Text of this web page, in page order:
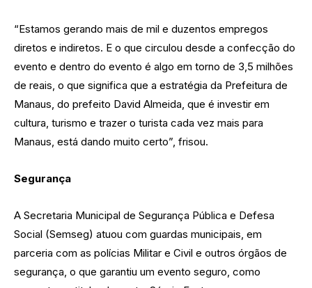
“Estamos gerando mais de mil e duzentos empregos
diretos e indiretos. E o que circulou desde a confecção do
evento e dentro do evento é algo em torno de 3,5 milhões
de reais, o que significa que a estratégia da Prefeitura de
Manaus, do prefeito David Almeida, que é investir em
cultura, turismo e trazer o turista cada vez mais para
Manaus, está dando muito certo”, frisou.
Segurança
A Secretaria Municipal de Segurança Pública e Defesa
Social (Semseg) atuou com guardas municipais, em
parceria com as polícias Militar e Civil e outros órgãos de
segurança, o que garantiu um evento seguro, como